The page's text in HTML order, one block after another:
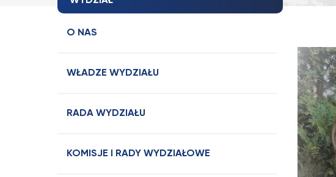
O NAS
WŁADZE WYDZIAŁU
RADA WYDZIAŁU
KOMISJE I RADY WYDZIAŁOWE